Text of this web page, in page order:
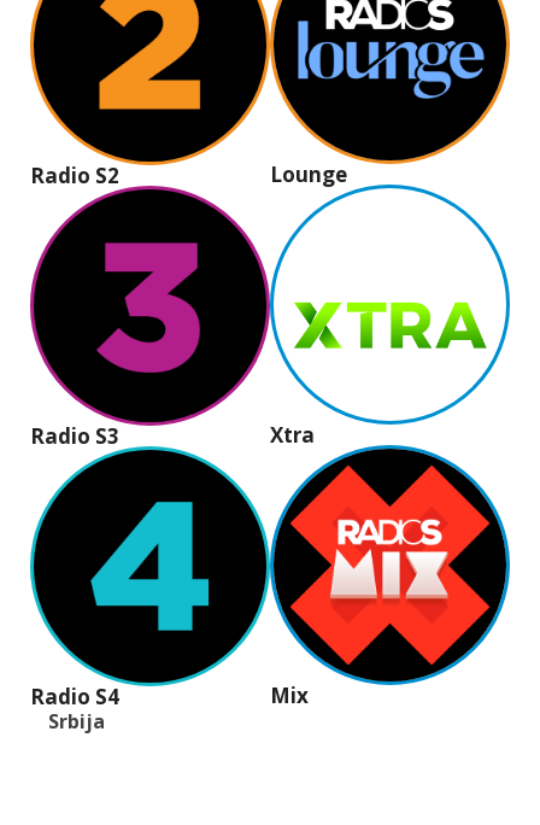
Radio S2
Radio S3
Radio S4
Lounge
Xtra
Mix
Srbija